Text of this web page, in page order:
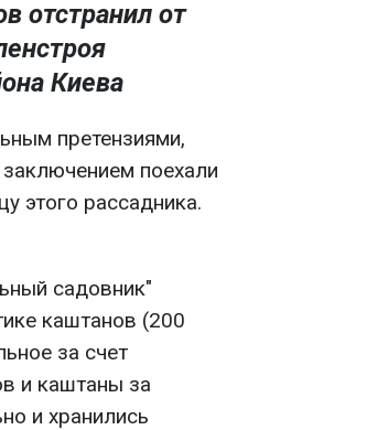
отстранил от
Киева
претензиями,
поехали
этого рассадника.
садовник"
каштанов (200
за счет
и каштаны за
и хранились